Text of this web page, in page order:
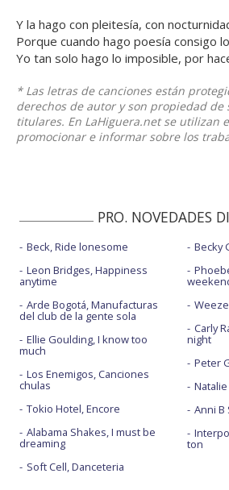
Y la hago con pleitesía, con
Porque cuando hago poesía consigo
Yo tan solo hago lo imposible, por
* Las letras de canciones están
derechos de autor y son propiedad de
titulares. En LaHiguera.net se utilizan
promocionar e informar sobre los
PRO. NOVEDADES
Beck, Ride lonesome
Leon Bridges, Happiness
anytime
Arde Bogotá, Manufacturas
del club de la gente sola
Ellie Goulding, I know too
much
Los Enemigos, Canciones
chulas
Tokio Hotel, Encore
Alabama Shakes, I must be
dreaming
Soft Cell, Danceteria
Becky
Carly
night
Peter
Anni B
ton